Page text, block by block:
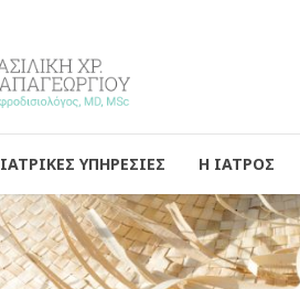
ΙΑΤΡΙΚΕΣ ΥΠΗΡΕΣΙΕΣ Η ΙΑΤΡΟΣ